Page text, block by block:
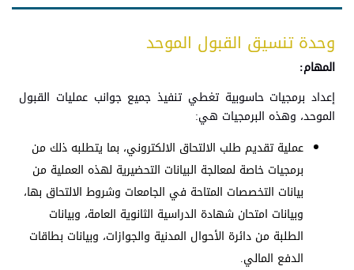
وحدة تنسيق القبول الموحد
المهام:
إعداد برمجيات حاسوبية تغطي تنفيذ جميع جوانب عمليات القبول
الموحد، وهذه البرمجيات هي:
عملية تقديم طلب الالتحاق الالكتروني، بما يتطلبه ذلك من
برمجيات خاصة لمعالجة البيانات التحضيرية لهذه العملية من
بيانات التخصصات المتاحة في الجامعات وشروط الالتحاق بها،
وبيانات امتحان شهادة الدراسية الثانوية العامة، وبيانات
الطلبة من دائرة الأحوال المدنية والجوازات، وبيانات بطاقات
الدفع المالي.